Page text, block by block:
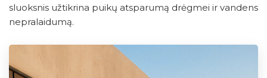
sluoksnis užtikrina puikų atsparumą drėgmei ir vandens
nepralaidumą.